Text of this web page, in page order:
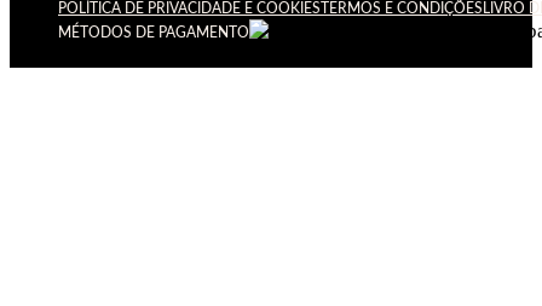
POLÍTICA DE PRIVACIDADE E COOKIES TERMOS E CONDIÇÕES LIVRO
MÉTODOS DE PAGAMENTO